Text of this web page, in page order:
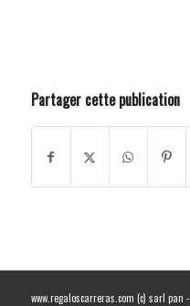
Partager cette publication
www.regaloscarreras.com (c) sarl pan -